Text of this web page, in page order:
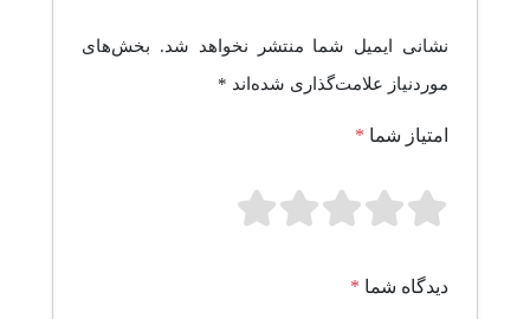
نشانی ایمیل شما منتشر نخواهد شد.
بخش‌های
موردنیاز علامت‌گذاری شده‌اند *
امتیاز شما *
دیدگاه شما *